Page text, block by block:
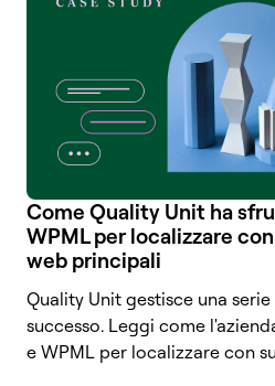
Come Quality Unit ha
WPML per localizzare
web principali
Quality Unit gestisce una
successo. Leggi come
e WPML per localizzare con